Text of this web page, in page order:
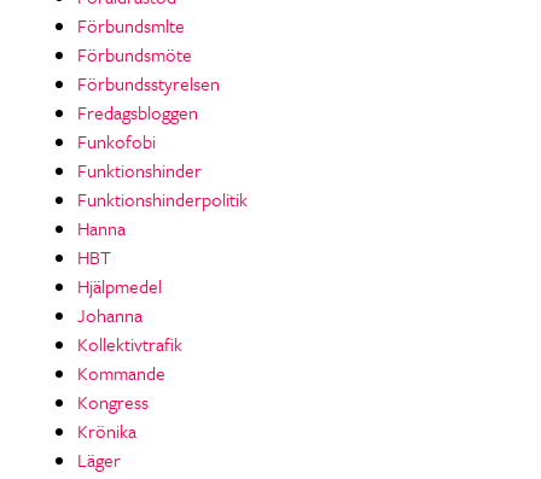
Förbundsmlte
Förbundsmöte
Förbundsstyrelsen
Fredagsbloggen
Funkofobi
Funktionshinder
Funktionshinderpolitik
Hanna
HBT
Hjälpmedel
Johanna
Kollektivtrafik
Kommande
Kongress
Krönika
Läger